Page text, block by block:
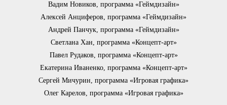
Вадим Новиков, программа «Геймдизайн»
Алексей Анциферов, программа «Геймдизайн»
Андрей Панчук, программа «Геймдизайн»
Светлана Хан, программа «Концепт-арт»
Павел Рудаков, программа «Концепт-арт»
Екатерина Иваненко, программа «Концепт-арт»
Сергей Мичурин, программа «Игровая графика»
Олег Карелов, программа «Игровая графика»